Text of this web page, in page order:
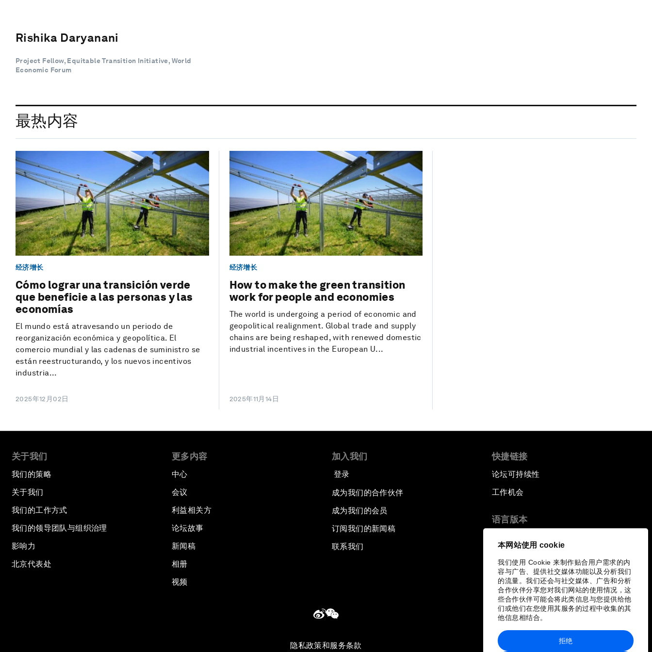
本网站使用 cookie
我们使用 Cookie 来制作贴合用户需求的内
容与广告、提供社交媒体功能以及分析我们
的流量。我们还会与社交媒体、广告和分析
合作伙伴分享您对我们网站的使用情况，这
些合作伙伴可能会将此类信息与您提供给他
们或他们在您使用其服务的过程中收集的其
他信息相结合。
拒绝
Rishika Daryanani
Project Fellow, Equitable Transition Initiative, World
Economic Forum
最热内容
经济增长
Cómo lograr una transición verde
que beneficie a las personas y las
economías
El mundo está atravesando un periodo de
reorganización económica y geopolítica. El
comercio mundial y las cadenas de suministro se
están reestructurando, y los nuevos incentivos
industria...
2025年12月02日
经济增长
How to make the green transition
work for people and economies
The world is undergoing a period of economic and
geopolitical realignment. Global trade and supply
chains are being reshaped, with renewed domestic
industrial incentives in the European U...
2025年11月14日
关于我们
我们的策略
关于我们
我们的工作方式
我们的领导团队与组织治理
影响力
北京代表处
更多内容
中心
会议
利益相关方
论坛故事
新闻稿
相册
视频
加入我们
登录
成为我们的合作伙伴
成为我们的会员
订阅我们的新闻稿
联系我们
快捷链接
论坛可持续性
工作机会
语言版本
隐私政策和服务条款